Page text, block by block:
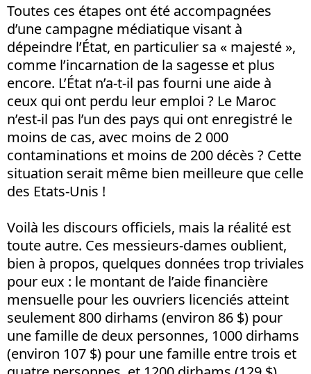
Toutes ces étapes ont été accompagnées
d’une campagne médiatique visant à
dépeindre l’État, en particulier sa « majesté »,
comme l’incarnation de la sagesse et plus
encore. L’État n’a-t-il pas fourni une aide à
ceux qui ont perdu leur emploi ? Le Maroc
n’est-il pas l’un des pays qui ont enregistré le
moins de cas, avec moins de 2 000
contaminations et moins de 200 décès ? Cette
situation serait même bien meilleure que celle
des Etats-Unis !
Voilà les discours officiels, mais la réalité est
toute autre. Ces messieurs-dames oublient,
bien à propos, quelques données trop triviales
pour eux : le montant de l’aide financière
mensuelle pour les ouvriers licenciés atteint
seulement 800 dirhams (environ 86 $) pour
une famille de deux personnes, 1000 dirhams
(environ 107 $) pour une famille entre trois et